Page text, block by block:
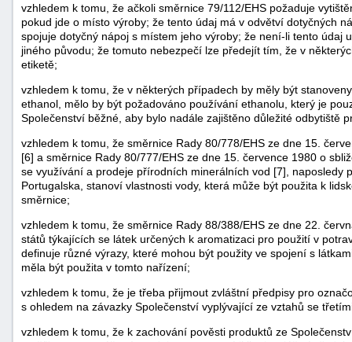
vzhledem k tomu, že ačkoli směrnice 79/112/EHS požaduje
pokud jde o místo výroby; že tento údaj má v odvětví dotyčných
spojuje dotyčný nápoj s místem jeho výroby; že není-li tento údaj
jiného původu; že tomuto nebezpečí lze předejít tím, že v
etiketě;
vzhledem k tomu, že v některých případech by měly být
ethanol, mělo by být požadováno používání ethanolu, který je
Společenství běžné, aby bylo nadále zajištěno důležité odbytiště
vzhledem k tomu, že směrnice Rady 80/778/EHS ze dne 15.
[6] a směrnice Rady 80/777/EHS ze dne 15. července 1980 o
se využívání a prodeje přírodních minerálních vod [7], naposledy
Portugalska, stanoví vlastnosti vody, která může být použita k
směrnice;
vzhledem k tomu, že směrnice Rady 88/388/EHS ze dne 22.
států týkajících se látek určených k aromatizaci pro použití v
definuje různé výrazy, které mohou být použity ve spojení s
měla být použita v tomto nařízení;
vzhledem k tomu, že je třeba přijmout zvláštní předpisy pro
s ohledem na závazky Společenství vyplývající ze vztahů se
vzhledem k tomu, že k zachování pověsti produktů ze
+náhrady
-